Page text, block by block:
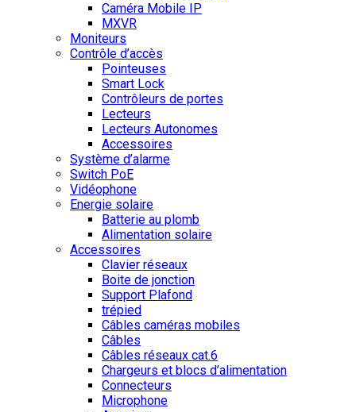
Caméra Mobile IP
MXVR
Moniteurs
Contrôle d’accès
Pointeuses
Smart Lock
Contrôleurs de portes
Lecteurs
Lecteurs Autonomes
Accessoires
Système d’alarme
Switch PoE
Vidéophone
Energie solaire
Batterie au plomb
Alimentation solaire
Accessoires
Clavier réseaux
Boite de jonction
Support Plafond
trépied
Câbles caméras mobiles
Câbles
Câbles réseaux cat.6
Chargeurs et blocs d’alimentation
Connecteurs
Microphone